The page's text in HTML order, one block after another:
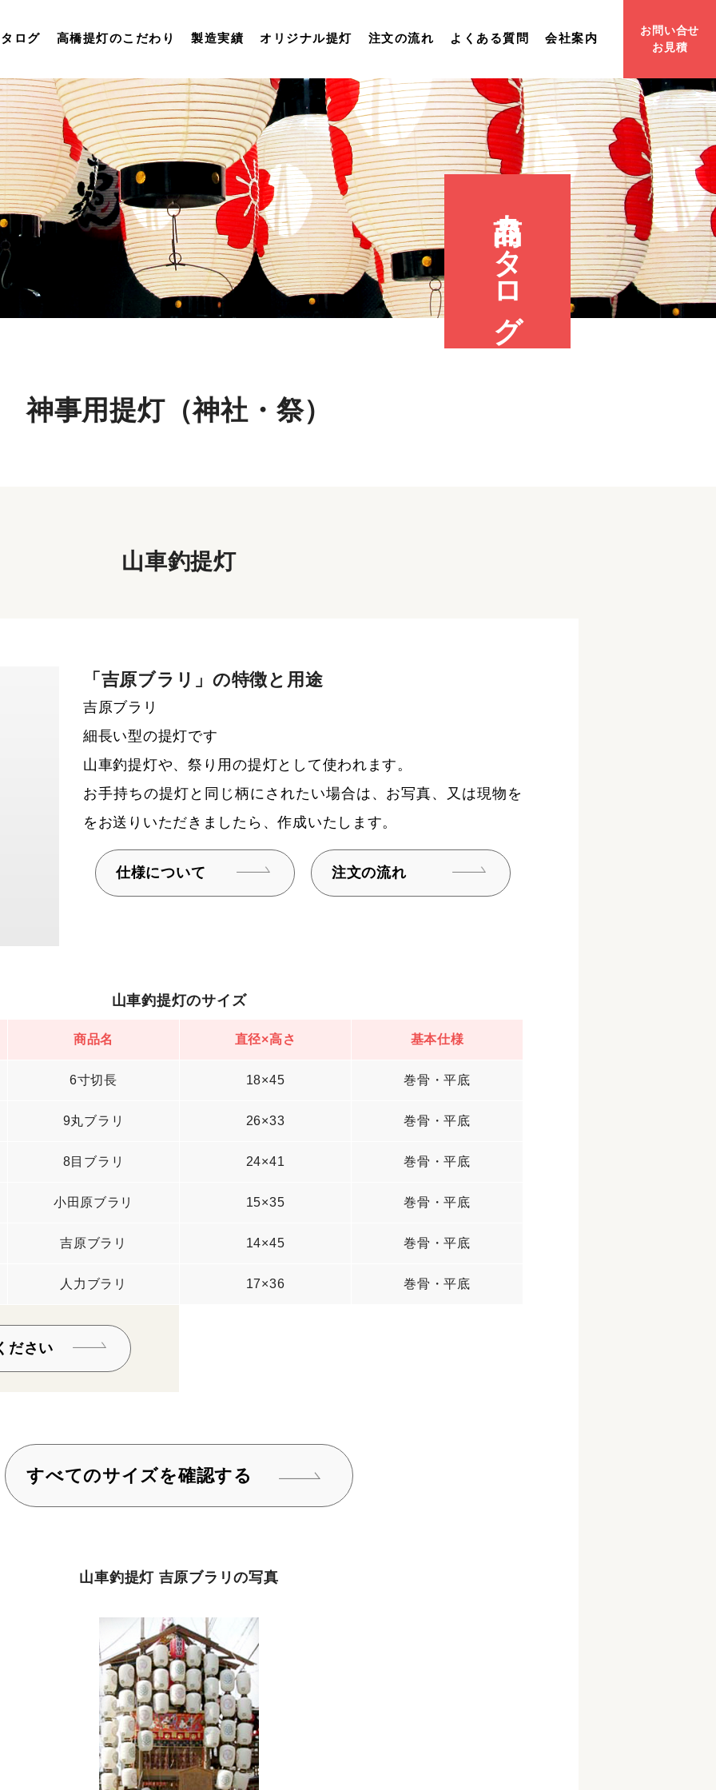
ログ 高橋提灯のこだわり 製造実績 オリジナル提灯 注文の流れ よくある質問 会社案内
お問い合せ
お見積
商品カタログ
神事用提灯（神社・祭）
山車釣提灯
「吉原ブラリ」の特徴と用途
吉原ブラリ
細長い型の提灯です
山車釣提灯や、祭り用の提灯として使われます。
お手持ちの提灯と同じ柄にされたい場合は、お写真、又は現物を
をお送りいただきましたら、作成いたします。
仕様について 注文の流れ
山車釣提灯のサイズ
商品名 直径×高さ 基本仕様
6寸切長 18×45 巻骨・平底
9丸ブラリ 26×33 巻骨・平底
8目ブラリ 24×41 巻骨・平底
小田原ブラリ 15×35 巻骨・平底
吉原ブラリ 14×45 巻骨・平底
人力ブラリ 17×36 巻骨・平底
ださい
すべてのサイズを確認する
山車釣提灯 吉原ブラリの写真